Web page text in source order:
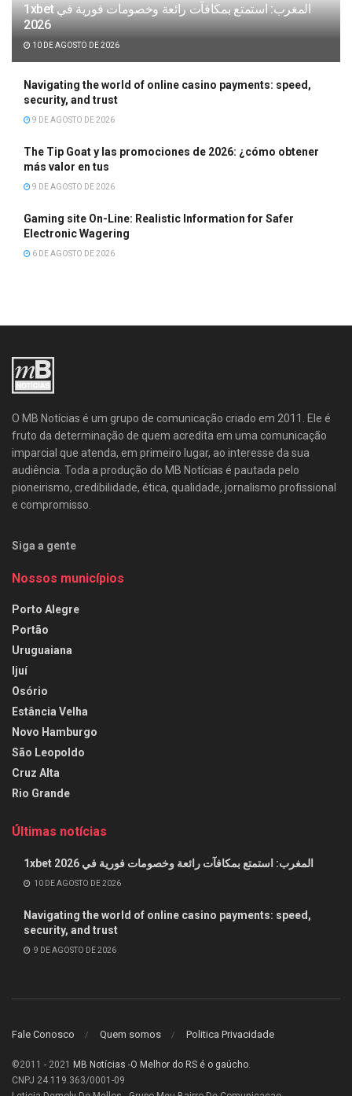
1xbet المغرب: استمتع بمكافآت رائعة وخصومات فورية في
2026
10 DE AGOSTO DE 2026
Navigating the world of online casino payments: speed,
security, and trust
9 DE AGOSTO DE 2026
The Tip Goat y las promociones de 2026: ¿cómo obtener
más valor en tus
9 DE AGOSTO DE 2026
Gaming site On-Line: Realistic Information for Safer
Electronic Wagering
6 DE AGOSTO DE 2026
O MB Notícias é um grupo de comunicação criado em 2011. Ele é
fruto da determinação de quem acredita em uma comunicação
imparcial que atenda, em primeiro lugar, ao interesse da sua
audiência. Toda a produção do MB Notícias é pautada pelo
pioneirismo, credibilidade, ética, qualidade, jornalismo profissional
e compromisso.
Siga a gente
Nossos municípios
Porto Alegre
Portão
Uruguaiana
Ijuí
Osório
Estância Velha
Novo Hamburgo
São Leopoldo
Cruz Alta
Rio Grande
Últimas notícias
1xbet المغرب: استمتع بمكافآت رائعة وخصومات فورية في 2026
10 DE AGOSTO DE 2026
Navigating the world of online casino payments: speed,
security, and trust
9 DE AGOSTO DE 2026
Fale Conosco Quem somos Politica Privacidade
©2011 - 2021 MB Notícias -O Melhor do RS é o gaúcho.
CNPJ 24.119.363/0001-09